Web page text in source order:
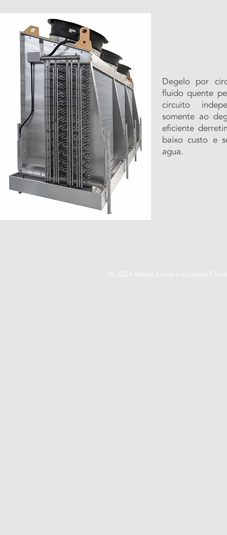
Degelo por
fluido quente
circuito
somente ao
eficiente
baixo custo e
agua.
© 2024 Refrio Coils e Coolers |